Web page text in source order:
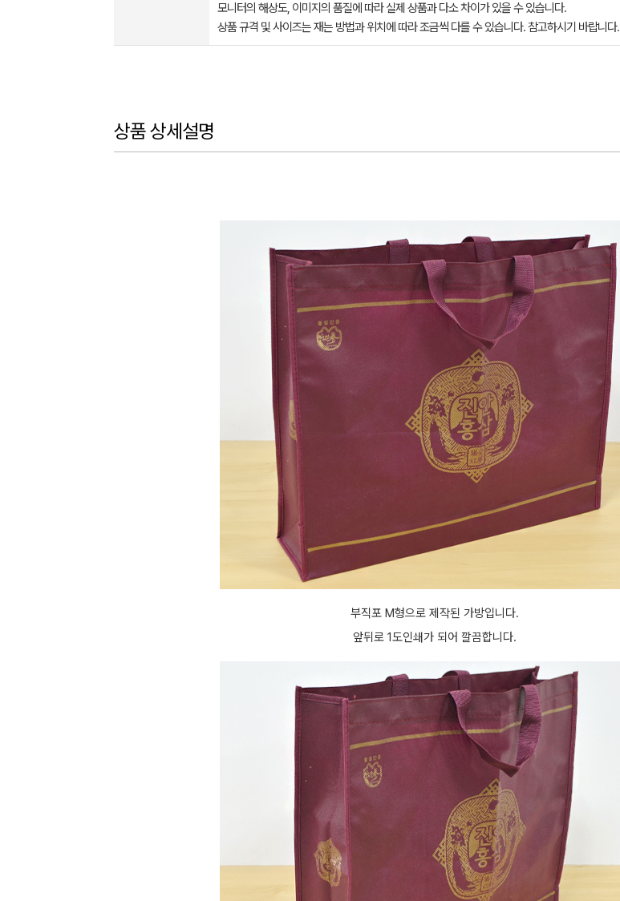
모니터의 해상도, 이미지의 품질에 따라 실제 상품과 다소 차이가 있을 수 있습니다.
상품 규격 및 사이즈는 재는 방법과 위치에 따라 조금씩 다를 수 있습니다. 참고하시기 바랍니다.
상품 상세설명
부직포 M형으로 제작된 가방입니다.
앞뒤로 1도인쇄가 되어 깔끔합니다.